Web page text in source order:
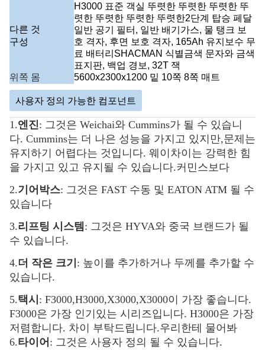
다른 것
구성
H3000 표준 객실 뚜렷한 뚜렷한 뚜렷한 뚜
렷한 뚜렷한 뚜렷한 뚜렷한2단계 탑승 페달
일반 공기 필터, 일반 배기가스, 물 탱크 보
호 격자, 후면 보호 격자, 165Ah 유지보수 무
료 배터리SHACMAN 식별금색 문자와 금색
표지판, 백업 경보, 32T 잭
위쪽 몸
5600x2300x1200 밑 10쪽 8쪽 매트
사용자 정의 가능한 컴포넌트
1.엔진: 그것은 Weichai와 Cummins가 될 수 있습니
다. Cummins는 더 나은 성능을 가지고 있지만,문제는
유지하기 어렵다는 것입니다. 웨이차이는 강력한 힘
을 가지고 있고 유지될 수 있습니다.커민스보다
2.기어박스: 그것은 FAST 수동 및 EATON ATM 될 수
있습니다
3.리프팅 시스템 : 그것은 HYVA와 중국 브랜드가 될
수 있습니다.
4.더 작은 크기 : 높이를 추가하거나 두께를 추가할 수
있습니다.
5.택시 : F3000,H3000,X3000,X3000이 가장 좋습니다.
F3000은 가장 인기있는 시리즈입니다. H3000은 가장
저렴합니다. 차이 부탁드립니다.우리한테 물어봐
6.타이어 : 그것은 사용자 정의 될 수 있습니다.